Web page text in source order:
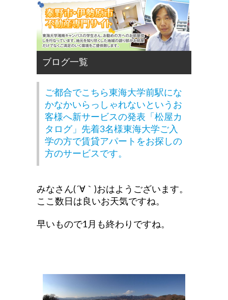
ご都合でこちら東海大学前駅にな
かなかいらっしゃれないというお
客様へ新サービスの発表「松屋カ
タログ」先着3名様東海大学ご入
学の方で賃貸アパートをお探しの
方のサービスです。
みなさん(´∀｀)おはようございます。
ここ数日は良いお天気ですね。
早いもので1月も終わりですね。